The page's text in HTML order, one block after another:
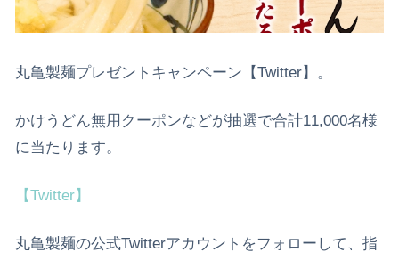
丸亀製麺プレゼントキャンペーン【Twitter】。
かけうどん無用クーポンなどが抽選で合計11,000名様
に当たります。
【Twitter】
丸亀製麺の公式Twitterアカウントをフォローして、指